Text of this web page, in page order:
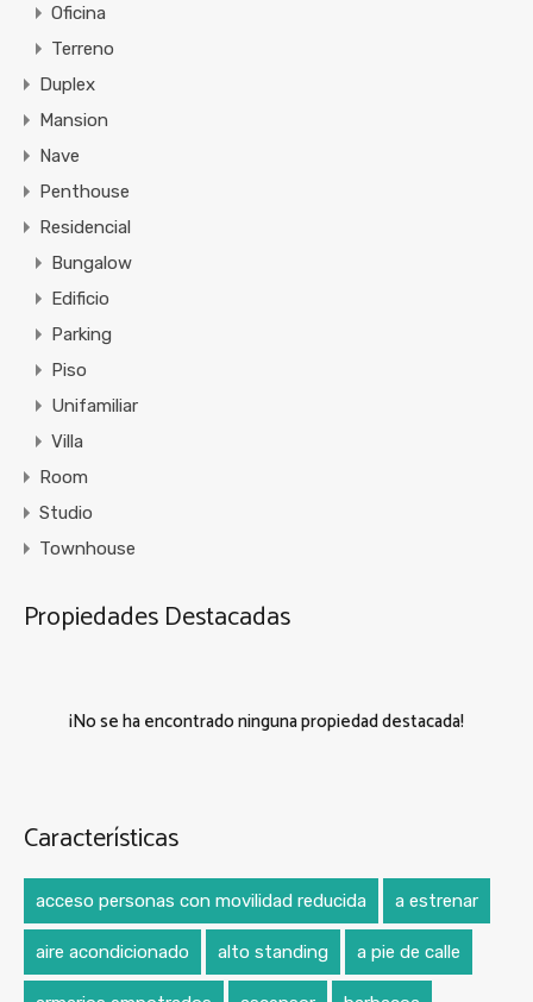
Oficina
Terreno
Duplex
Mansion
Nave
Penthouse
Residencial
Bungalow
Edificio
Parking
Piso
Unifamiliar
Villa
Room
Studio
Townhouse
Propiedades Destacadas
¡No se ha encontrado ninguna propiedad destacada!
Características
acceso personas con movilidad reducida a estrenar
aire acondicionado alto standing a pie de calle